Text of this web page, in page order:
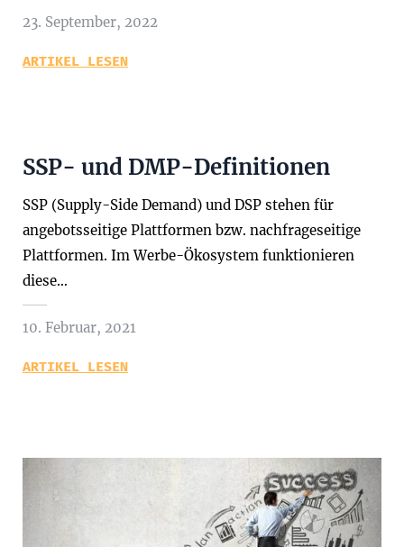
23. September, 2022
ARTIKEL LESEN
SSP- und DMP-Definitionen
SSP (Supply-Side Demand) und DSP stehen für
angebotsseitige Plattformen bzw. nachfrageseitige
Plattformen. Im Werbe-Ökosystem funktionieren
diese…
10. Februar, 2021
ARTIKEL LESEN